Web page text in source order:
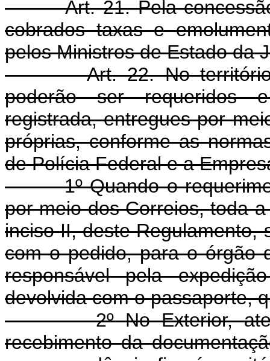
Art. 21. Pela
cobrados taxas e
pelos Ministros de Estado da
Art. 22. No
poderão ser requeridos
registrada, entregues por
próprias, conforme as
de Polícia Federal e a
1º Quando o
por meio dos Correios, toda
inciso II, deste Regulamento,
com o pedido, para o órgão
responsável pela
devolvida com o passaporte,
2º No Exterior,
recebimento da